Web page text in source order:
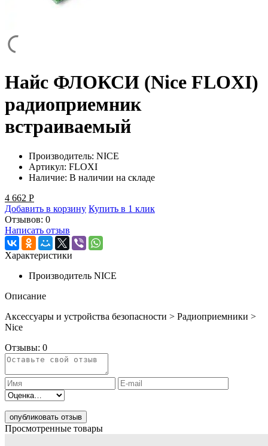
Найс ФЛОКСИ (Nice FLOXI)
радиоприемник
встраиваемый
Производитель: NICE
Артикул: FLOXI
Наличие: В наличии на складе
4 662 Р
Добавить в корзину Купить в 1 клик
Отзывов: 0
Написать отзыв
Характеристики
Производитель NICE
Описание
Аксессуары и устройства безопасности > Радиоприемники >
Nice
Отзывы: 0
опубликовать отзыв
Просмотренные товары